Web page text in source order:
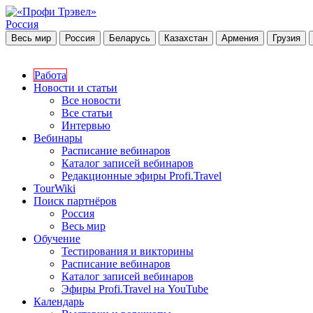
Россия
Весь мир Россия Беларусь Казахстан Армения Грузия
Работа
Новости и статьи
Все новости
Все статьи
Интервью
Вебинары
Расписание вебинаров
Каталог записей вебинаров
Редакционные эфиры Profi.Travel
TourWiki
Поиск партнёров
Россия
Весь мир
Обучение
Тестирования и викторины
Расписание вебинаров
Каталог записей вебинаров
Эфиры Profi.Travel на YouTube
Календарь